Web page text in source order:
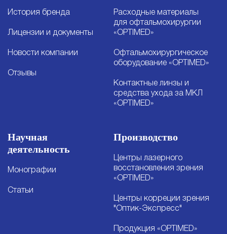
История бренда
Лицензии и документы
Новости компании
Отзывы
Расходные материалы
для офтальмохирургии
«OPTIMED»
Офтальмохирургическое
оборудование «OPTIMED»
Контактные линзы и
средства ухода за МКЛ
«OPTIMED»
Научная
деятельность
Монографии
Статьи
Производство
Центры лазерного
восстановления зрения
«OPTIMED»
Центры корреции зрения
"Оптик-Экспресс"
Продукция «OPTIMED»